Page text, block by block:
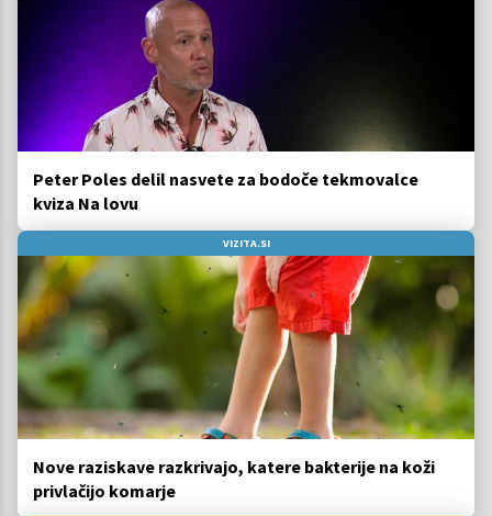
Peter Poles delil nasvete za bodoče tekmovalce
kviza Na lovu
VIZITA.SI
Nove raziskave razkrivajo, katere bakterije na koži
privlačijo komarje